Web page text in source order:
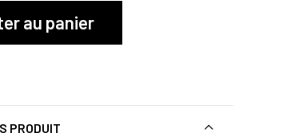
au panier
PRODUIT